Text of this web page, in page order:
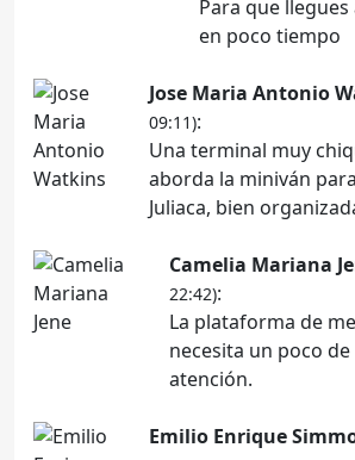
Para que
en poco tiempo
Jose Maria Antonio
09:11):
Una terminal muy
aborda la miniván
Juliaca, bien
Camelia Mariana
22:42):
La plataforma de
necesita un poco
atención.
Emilio Enrique